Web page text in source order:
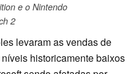
e o Nintendo
2
levaram as vendas de
historicamente baixos